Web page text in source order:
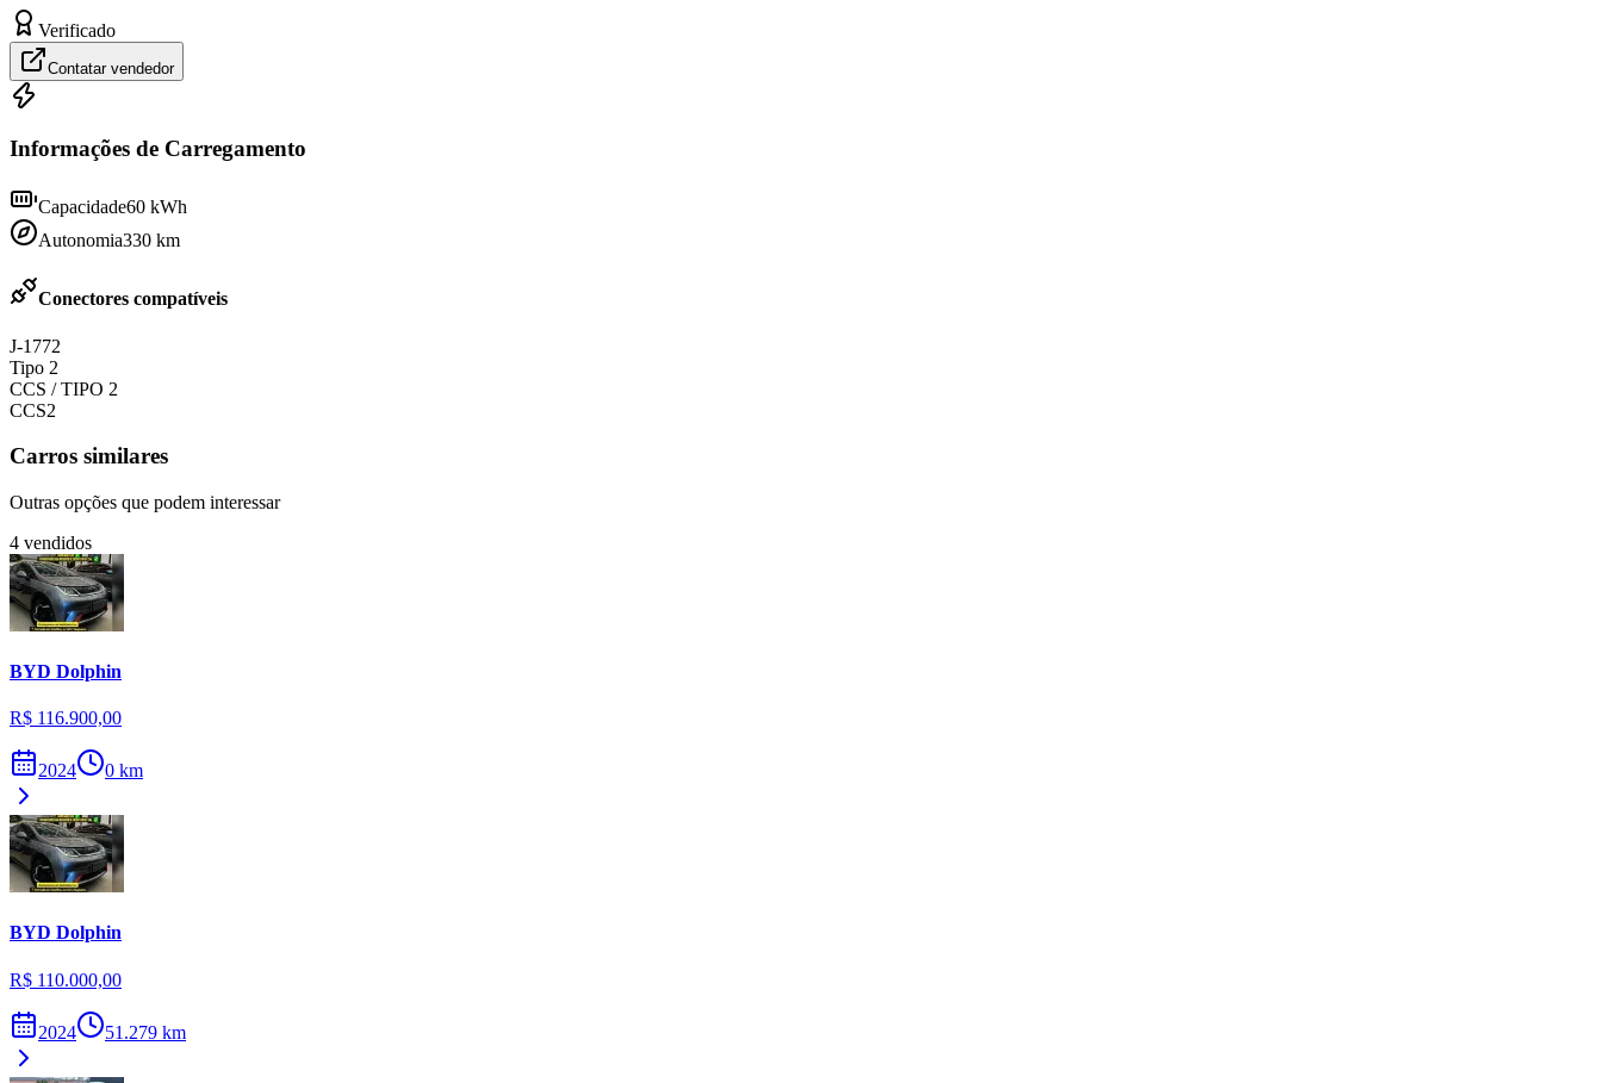
Verificado
Contatar vendedor
Informações de Carregamento
Capacidade60 kWh
Autonomia330 km
Conectores compatíveis
J-1772
Tipo 2
CCS / TIPO 2
CCS2
Carros similares
Outras opções que podem interessar
4 vendidos
BYD Dolphin
R$ 116.900,00
2024 0 km
BYD Dolphin
R$ 110.000,00
2024 51.279 km